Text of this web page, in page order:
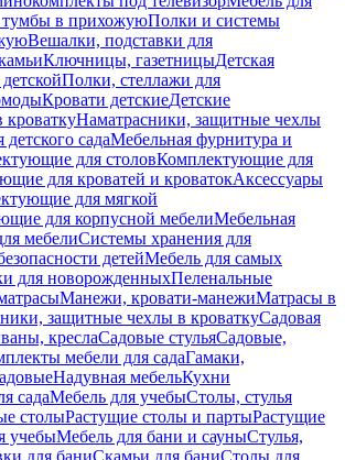
в прихожуюПолки и системы
Вешалки, подставки для
Ключницы, газетницыДетская
Полки, стеллажи для
Кровати детскиеДетские
Наматрасники, защитные чехлы
садаМебельная фурнитура и
для столовКомплектующие для
для кроватей и кроватокАксессуары
для мягкой
для корпусной мебелиМебельная
мебелиСистемы хранения для
детейМебель для самых
для новорожденныхПеленальные
Манежи, кровати-манежиМатрасы в
защитные чехлы в кроваткуСадовая
креслаСадовые стульяСадовые,
мебели для садаГамаки,
Надувная мебельКухни
садаМебель для учебыСтолы, стулья
столыРастущие столы и партыРастущие
учебыМебель для бани и сауныСтулья,
для баниСкамьи для баниСтолы для